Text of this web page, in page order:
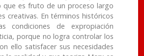
que es fruto de un proceso largo
creativas. En términos históricos
de expropiación
porque no logra controlar los
ello satisfacer sus necesidades